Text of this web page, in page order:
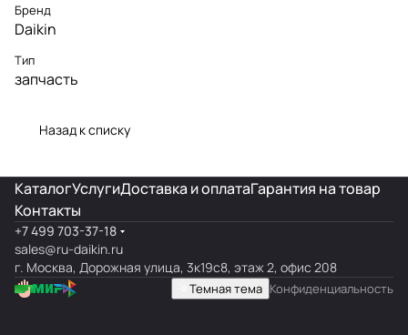
Бренд
Daikin
Тип
запчасть
Назад к списку
КаталогУслугиДоставка и оплатаГарантия на товар
Контакты
+7 499 703-37-18
sales@ru-daikin.ru
г. Москва, Дорожная улица, 3к19с8, этаж 2, офис 208
Темная тема Конфиденциальность